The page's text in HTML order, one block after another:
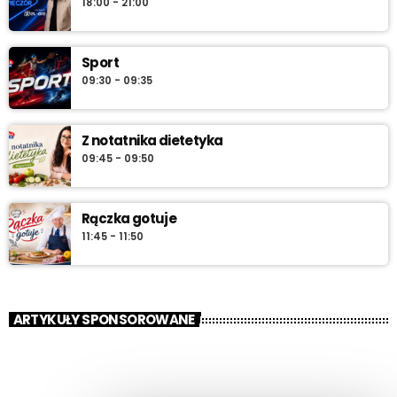
Sport
09:30 - 09:35
Z notatnika dietetyka
09:45 - 09:50
Rączka gotuje
11:45 - 11:50
ARTYKUŁY SPONSOROWANE